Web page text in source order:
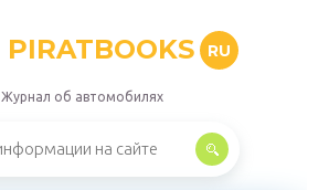
PIRATBOOKS RU
Журнал об автомобилях